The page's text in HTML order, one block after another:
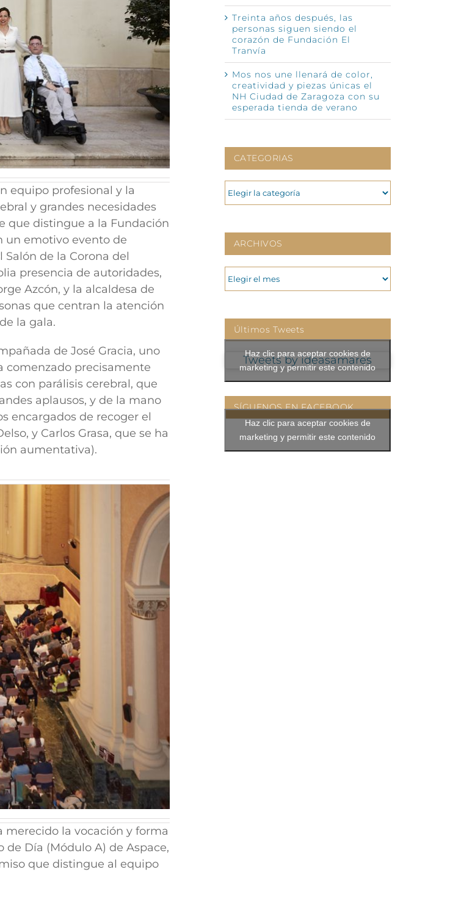
equipo profesional y la
y grandes necesidades
que distingue a la Fundación
un emotivo evento de
de la Corona del
presencia de autoridades,
Azcón, y la alcaldesa de
que centran la atención
la gala.
de José Gracia, uno
comenzado precisamente
con parálisis cerebral, que
aplausos, y de la mano
encargados de recoger el
y Carlos Grasa, que se ha
aumentativa).
la vocación y forma
de Día (Módulo A) de Aspace,
que distingue al equipo
Treinta años después, las
personas siguen siendo el
corazón de Fundación El
Tranvía
Mos nos une llenará de color,
creatividad y piezas únicas el
NH Ciudad de Zaragoza con su
esperada tienda de verano
CATEGORIAS
CATEGORIAS
ARCHIVOS
ARCHIVOS
Últimos Tweets
Tweets by ideasamares
Haz clic para aceptar cookies de
marketing y permitir este contenido
SÍGUENOS EN FACEBOOK
Haz clic para aceptar cookies de
marketing y permitir este contenido